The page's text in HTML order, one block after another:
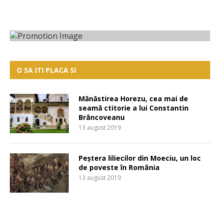
O SA ITI PLACA SI
Mănăstirea Horezu, cea mai de
seamă ctitorie a lui Constantin
Brâncoveanu
13 august 2019
Peștera liliecilor din Moeciu, un loc
de poveste în România
13 august 2019